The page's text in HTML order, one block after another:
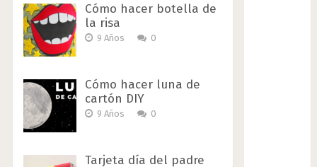
Cómo hacer botella de
la risa
9 Años 0
Cómo hacer luna de
cartón DIY
9 Años 0
Tarjeta día del padre